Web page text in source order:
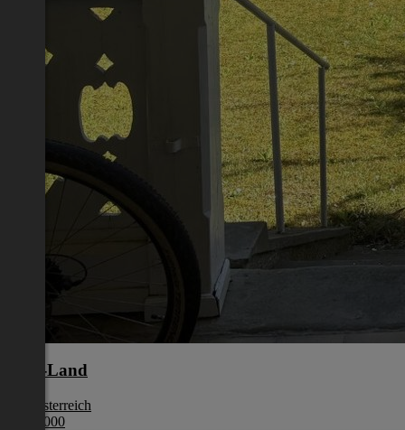
Wels-Land
Oberösterreich
€ 220 000